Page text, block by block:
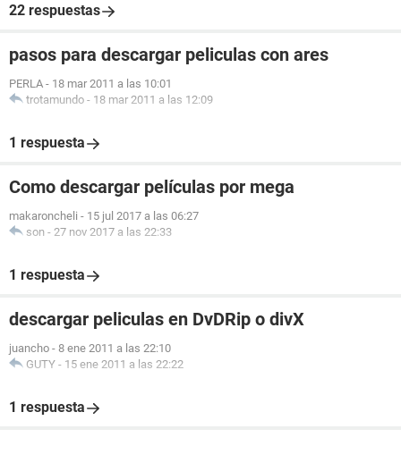
22 respuestas
pasos para descargar peliculas con ares
PERLA - 18 mar 2011 a las 10:01
trotamundo - 18 mar 2011 a las 12:09
1 respuesta
Como descargar películas por mega
makaroncheli - 15 jul 2017 a las 06:27
son - 27 nov 2017 a las 22:33
1 respuesta
descargar peliculas en DvDRip o divX
juancho - 8 ene 2011 a las 22:10
GUTY - 15 ene 2011 a las 22:22
1 respuesta